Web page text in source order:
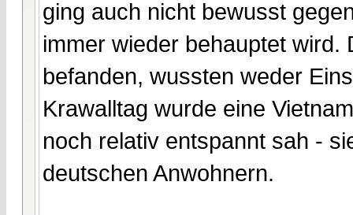
ging auch nicht bewusst
immer wieder behauptet
befanden, wussten weder
Krawalltag wurde eine
noch relativ entspannt sah -
deutschen Anwohnern.